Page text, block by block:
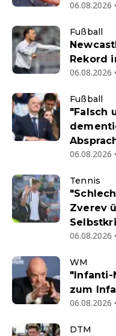
06.08.2026
Fußball
Rekord
06.08.2026
Fußball
"Falsch
06.08.2026
Tennis
Zverev
06.08.2026
WM
"Infanti-
zum
06.08.2026
DTM